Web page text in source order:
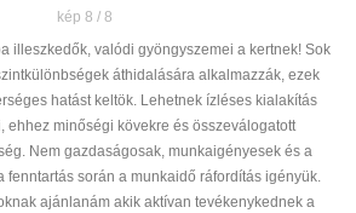
kép 8 / 8
illeszkedők, valódi gyöngyszemei a kertnek! Sok
áthidalására alkalmazzák, ezek
hatást keltök. Lehetnek ízléses kialakítás
ehhez minőségi kövekre és összeválogatott
Nem gazdaságosak, munkaigényesek és a
fenntartás során a munkaidő ráfordítás igényük.
ajánlanám akik aktívan tevékenykednek a